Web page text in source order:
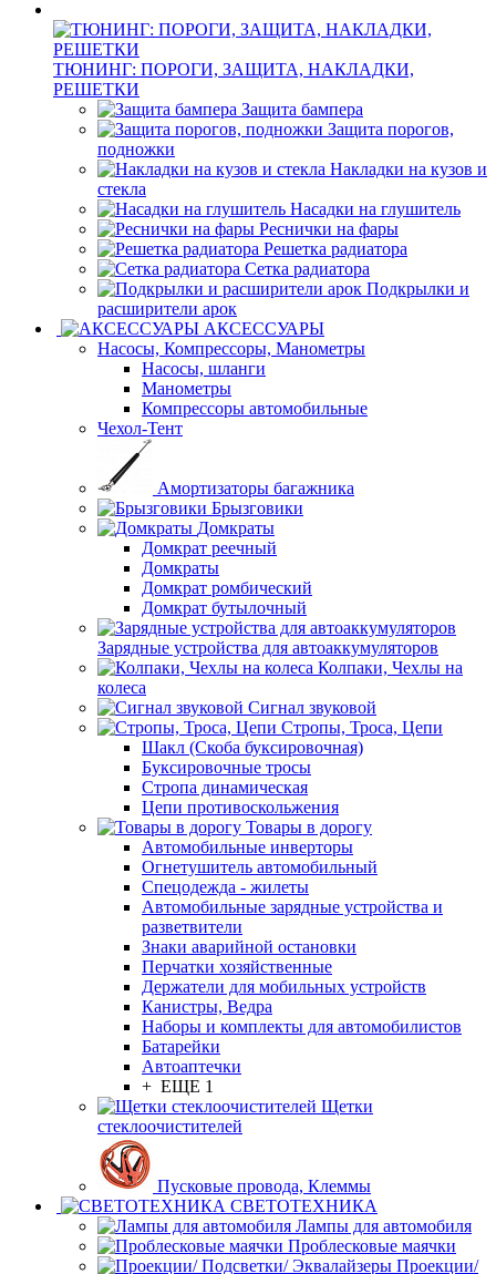
ТЮНИНГ: ПОРОГИ, ЗАЩИТА, НАКЛАДКИ,
РЕШЕТКИ
Защита бампера
Защита порогов,
подножки
Накладки на кузов и
стекла
Насадки на глушитель
Реснички на фары
Решетка радиатора
Сетка радиатора
Подкрылки и
расширители арок
АКСЕССУАРЫ
Насосы, Компрессоры, Манометры
Насосы, шланги
Манометры
Компрессоры автомобильные
Чехол-Тент
Амортизаторы багажника
Брызговики
Домкраты
Домкрат реечный
Домкраты
Домкрат ромбический
Домкрат бутылочный
Зарядные устройства для автоаккумуляторов
Колпаки, Чехлы на
колеса
Сигнал звуковой
Стропы, Троса, Цепи
Шакл (Скоба буксировочная)
Буксировочные тросы
Стропа динамическая
Цепи противоскольжения
Товары в дорогу
Автомобильные инверторы
Огнетушитель автомобильный
Спецодежда - жилеты
Автомобильные зарядные устройства и
разветвители
Знаки аварийной остановки
Перчатки хозяйственные
Держатели для мобильных устройств
Канистры, Ведра
Наборы и комплекты для автомобилистов
Батарейки
Автоаптечки
+ ЕЩЕ 1
Щетки
стеклоочистителей
Пусковые провода, Клеммы
СВЕТОТЕХНИКА
Лампы для автомобиля
Проблесковые маячки
Проекции/